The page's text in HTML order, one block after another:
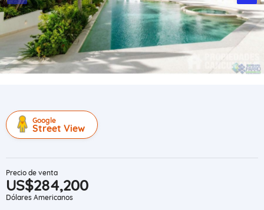
Google
Street View
Precio de venta
US$284,200
Dólares Americanos